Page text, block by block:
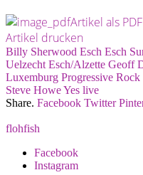
Artikel als
Artikel drucken
Billy Sherwood Esch Esch
Uelzecht Esch/Alzette Geoff
Luxemburg Progressive Rock
Steve HoweYes live
Share. Facebook Twitter
flohfish
Facebook
Instagram